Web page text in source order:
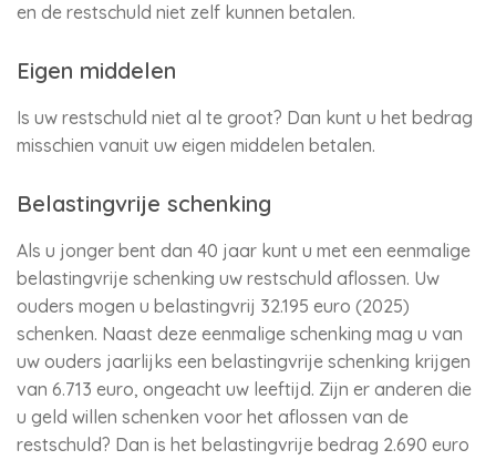
en de restschuld niet zelf kunnen betalen.
Eigen middelen
Is uw restschuld niet al te groot? Dan kunt u het bedrag
misschien vanuit uw eigen middelen betalen.
Belastingvrije schenking
Als u jonger bent dan 40 jaar kunt u met een eenmalige
belastingvrije schenking uw restschuld aflossen. Uw
ouders mogen u belastingvrij 32.195 euro (2025)
schenken. Naast deze eenmalige schenking mag u van
uw ouders jaarlijks een belastingvrije schenking krijgen
van 6.713 euro, ongeacht uw leeftijd. Zijn er anderen die
u geld willen schenken voor het aflossen van de
restschuld? Dan is het belastingvrije bedrag 2.690 euro